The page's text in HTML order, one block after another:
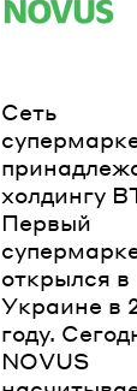
Сеть
холдингу
Первый
открылся в
Украине в
году.
NOVUS